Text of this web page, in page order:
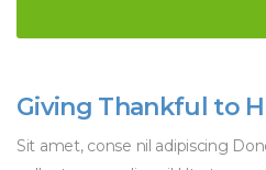
Giving Thankful to
Sit amet, conse nil adipiscing